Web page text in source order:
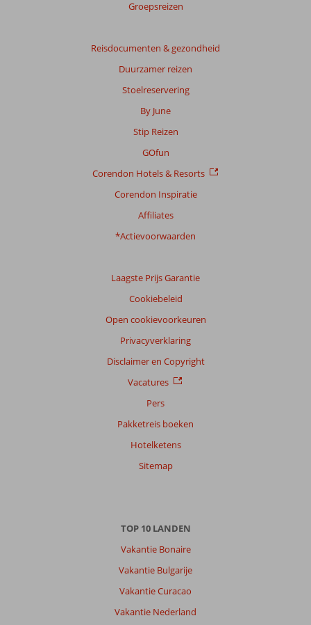
Groepsreizen
Reisdocumenten & gezondheid
Duurzamer reizen
Stoelreservering
By June
Stip Reizen
GOfun
Corendon Hotels & Resorts
Corendon Inspiratie
Affiliates
*Actievoorwaarden
Laagste Prijs Garantie
Cookiebeleid
Open cookievoorkeuren
Privacyverklaring
Disclaimer en Copyright
Vacatures
Pers
Pakketreis boeken
Hotelketens
Sitemap
TOP 10 LANDEN
Vakantie Bonaire
Vakantie Bulgarije
Vakantie Curacao
Vakantie Nederland